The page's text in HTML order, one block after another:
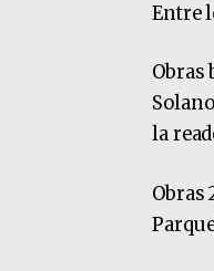
Entre
Obras
la
Obras